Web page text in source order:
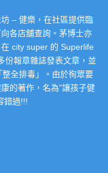
– 健樂，在社區提供臨
各店舖查詢。茅博士亦
city super 的 Superlife
份報章雜誌發表文章，並
全排毒」。由於徇眾要
的著作，名為”讓孩子健
錯過!!!